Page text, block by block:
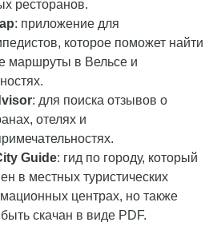
ресторанов.
: приложение для
которое поможет найти
маршруты в Вельсе и
: для поиска отзывов о
отелях и
Guide: гид по городу, который
в местных туристических
центрах, но также
скачан в виде PDF.